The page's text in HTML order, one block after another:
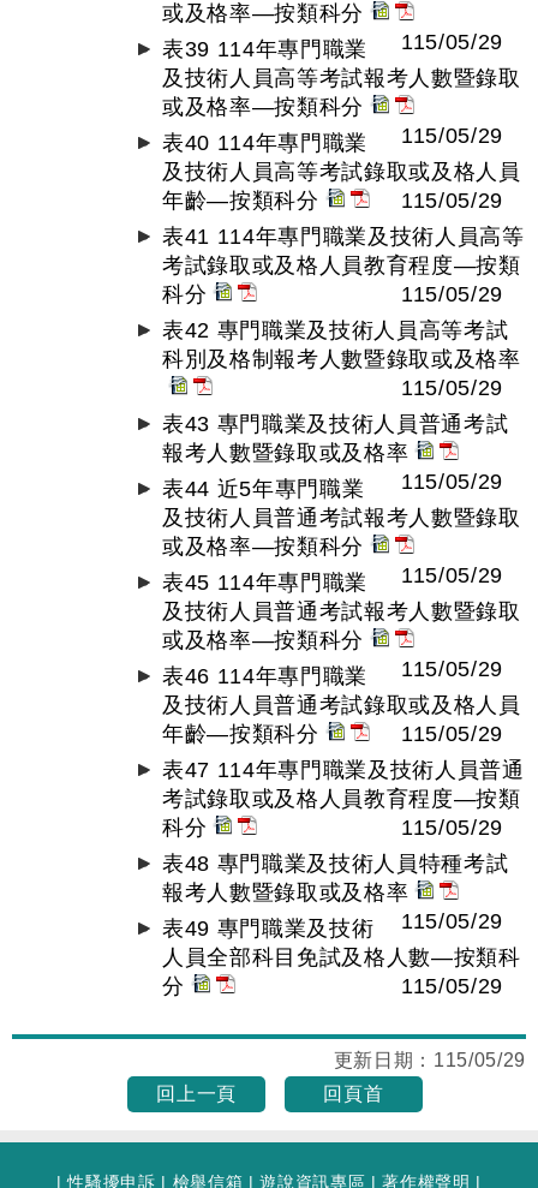
或及格率—按類科分
115/05/29
表39 114年專門職業
及技術人員高等考試報考人數暨錄取
或及格率—按類科分
115/05/29
表40 114年專門職業
及技術人員高等考試錄取或及格人員
年齡—按類科分
115/05/29
表41 114年專門職業及技術人員高等
考試錄取或及格人員教育程度—按類
科分
115/05/29
表42 專門職業及技術人員高等考試
科別及格制報考人數暨錄取或及格率
115/05/29
表43 專門職業及技術人員普通考試
報考人數暨錄取或及格率
115/05/29
表44 近5年專門職業
及技術人員普通考試報考人數暨錄取
或及格率—按類科分
115/05/29
表45 114年專門職業
及技術人員普通考試報考人數暨錄取
或及格率—按類科分
115/05/29
表46 114年專門職業
及技術人員普通考試錄取或及格人員
年齡—按類科分
115/05/29
表47 114年專門職業及技術人員普通
考試錄取或及格人員教育程度—按類
科分
115/05/29
表48 專門職業及技術人員特種考試
報考人數暨錄取或及格率
115/05/29
表49 專門職業及技術
人員全部科目免試及格人數—按類科
分
115/05/29
更新日期： 115/05/29
回上一頁
回頁首
|性騷擾申訴 | 檢舉信箱 |遊說資訊專區 |著作權聲明 |